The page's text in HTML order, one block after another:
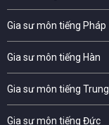
Gia sư môn tiếng Pháp
Gia sư môn tiếng Hàn
Gia sư môn tiếng Trung
Gia sư môn tiếng Đức